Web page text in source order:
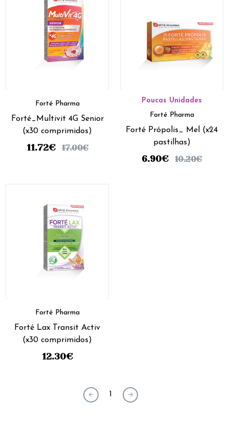
Forté Pharma
Forté_Multivit 4G Senior
(x30 comprimidos)
11.72€ 17.00€
Poucas Unidades
Forté Pharma
Forté Própolis_ Mel (x24
pastilhas)
6.90€ 10.20€
Forté Pharma
Forté Lax Transit Activ
(x30 comprimidos)
12.30€
1